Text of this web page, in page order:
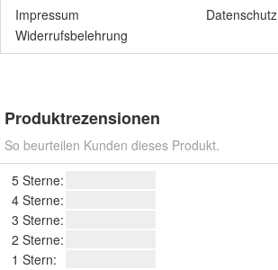
Impressum
Datenschutz
Widerrufsbelehrung
Produktrezensionen
So beurteilen Kunden dieses Produkt.
5 Sterne:
4 Sterne:
3 Sterne:
2 Sterne:
1 Stern: